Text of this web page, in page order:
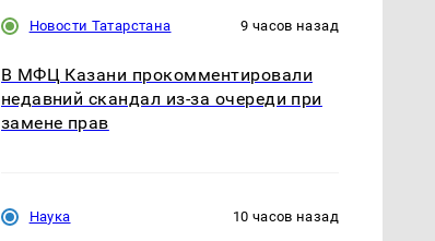
Новости Татарстана 9 часов назад
В МФЦ Казани прокомментировали
недавний скандал из-за очереди при
замене прав
Наука 10 часов назад